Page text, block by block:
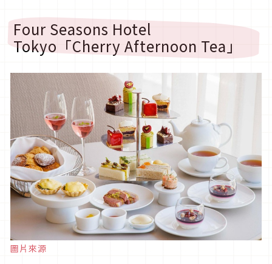
Four Seasons Hotel
Tokyo「Cherry Afternoon Tea」
圖片來源